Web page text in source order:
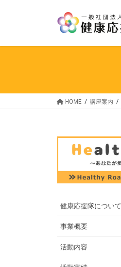
HOME 講座案内
健康応援隊について
事業概要
活動内容